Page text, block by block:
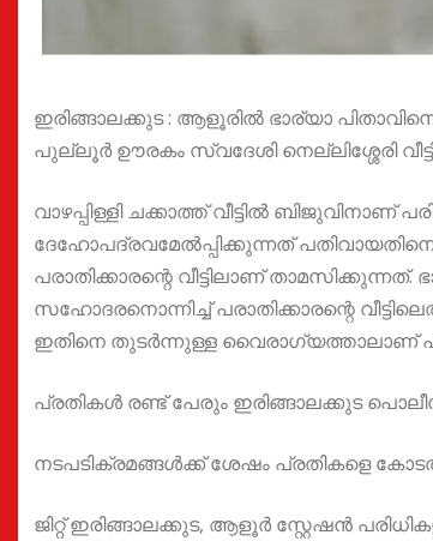
ഇരിങ്ങാലക്കുട : ആളൂരിൽ ഭാര്യാ പിതാവിനെ
പുല്ലൂർ ഊരകം സ്വദേശി നെല്ലിശ്ശേരി
വാഴപ്പിള്ളി ചക്കാത്ത് വീട്ടിൽ ബിജുവിനാണ്
ദേഹോപദ്രവമേൽപ്പിക്കുന്നത്
പരാതിക്കാരന്റെ വീട്ടിലാണ്
സഹോദരനൊന്നിച്ച് പരാതിക്കാരന്റെ
ഇതിനെ തുടർന്നുള്ള വൈരാഗ്യത്താലാണ്
പ്രതികൾ രണ്ട് പേരും ഇരിങ്ങാലക്കുട
നടപടിക്രമങ്ങൾക്ക് ശേഷം പ്രതികളെ
ജിറ്റ് ഇരിങ്ങാലക്കുട, ആളൂർ സ്റ്റേഷൻ